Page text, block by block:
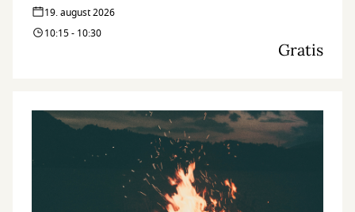
19. august 2026
10:15 - 10:30
Gratis